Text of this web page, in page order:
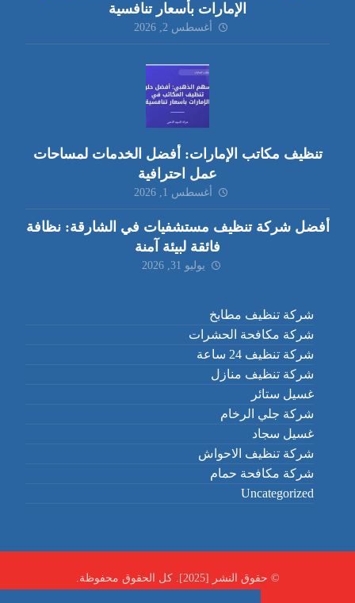
الإمارات بأسعار تنافسية
أغسطس 2, 2026
تنظيف مكاتب الإمارات: أفضل الخدمات لمساحات
عمل احترافية
أغسطس 1, 2026
أفضل شركة تنظيف مستشفيات في الشارقة: نظافة
فائقة لبيئة آمنة
يوليو 31, 2026
شركة تنظيف مطابخ
شركة مكافحة الحشرات
شركة تنظيف 24 ساعة
شركة تنظيف منازل
غسيل ستائر
شركة جلي الرخام
غسيل سجاد
شركة تنظيف الاحواش
شركة مكافحة حمام
Uncategorized
© حقوق النشر [2025]. كل الحقوق محفوظة.